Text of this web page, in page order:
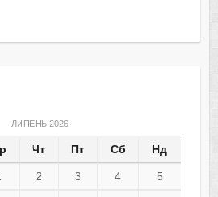
ЛИПЕНЬ 2026
Чт Пт Сб Нд
2 3 4 5